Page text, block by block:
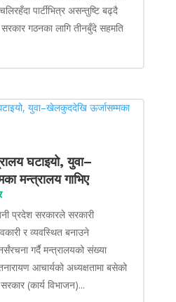
पार्टीभित्र असन्तुष्टि बढ्दै
गठनका लागि तीनबुँदे सहमति
घटाइयो, युवा–
मन्त्रालय गाभिए
प्रदेश सरकारले सरकारी
र व्यवस्थित बनाउने
गर्दै मन्त्रालयको संख्या
आचार्यको अध्यक्षतामा बसेको
(कार्य विभाजन)...